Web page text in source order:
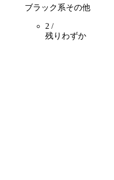
ブラック系その他
2 /
残りわずか